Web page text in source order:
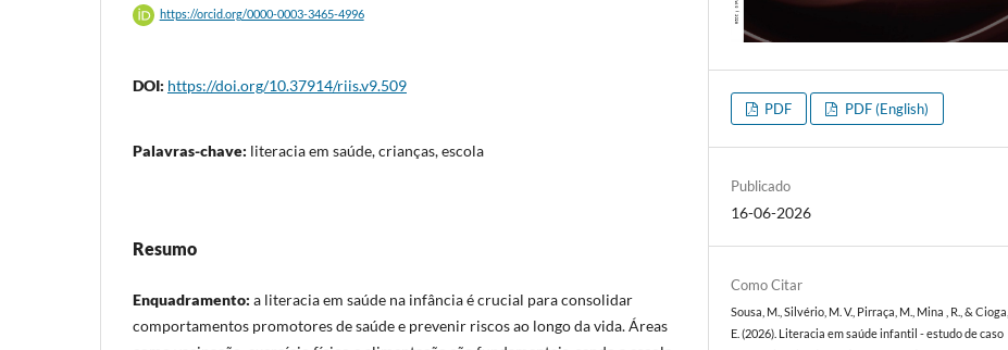
https://orcid.org/0000-0003-3465-4996
DOI: https://doi.org/10.37914/riis.v9.509
Palavras-chave: literacia em saúde, crianças, escola
Resumo
Enquadramento: a literacia em saúde na infância é crucial para consolidar
comportamentos promotores de saúde e prevenir riscos ao longo da vida. Áreas
PDF PDF (English)
Publicado
16-06-2026
Como Citar
Sousa, M., Silvério, M. V., Pirraça, M., Mina , R., & Cioga,
E. (2026). Literacia em saúde infantil - estudo de caso